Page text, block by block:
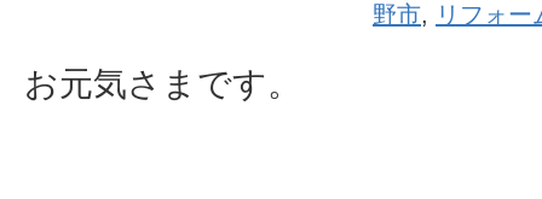
野市, リフォ
お元気さまです。